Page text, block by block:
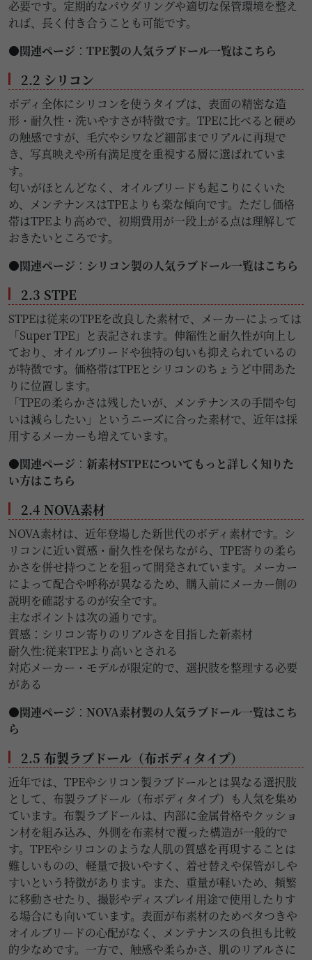
必要です。定期的なパウダリングや適切な保管環境を整え
れば、長く付き合うことも可能です。
●関連ページ ： TPE製の人気ラブドール一覧はこちら
2.2 シリコン
ボディ全体にシリコンを使うタイプは、表面の精密な造
形・耐久性・洗いやすさが特徴です。TPEに比べると硬め
の触感ですが、毛穴やシワなど細部までリアルに再現で
き、写真映えや所有満足度を重視する層に選ばれていま
す。
匂いがほとんどなく、オイルブリードも起こりにくいた
め、メンテナンスはTPEよりも楽な傾向です。ただし価格
帯はTPEより高めで、初期費用が一段上がる点は理解して
おきたいところです。
●関連ページ ： シリコン製の人気ラブドール一覧はこちら
2.3 STPE
STPEは従来のTPEを改良した素材で、メーカーによっては
「Super TPE」と表記されます。伸縮性と耐久性が向上し
ており、オイルブリードや独特の匂いも抑えられているの
が特徴です。価格帯はTPEとシリコンのちょうど中間あた
りに位置します。
「TPEの柔らかさは残したいが、メンテナンスの手間や匂
いは減らしたい」というニーズに合った素材で、近年は採
用するメーカーも増えています。
●関連ページ ： 新素材STPEについてもっと詳しく知りた
い方はこちら
2.4 NOVA素材
NOVA素材は、近年登場した新世代のボディ素材です。シ
リコンに近い質感・耐久性を保ちながら、TPE寄りの柔ら
かさを併せ持つことを狙って開発されています。メーカー
によって配合や呼称が異なるため、購入前にメーカー側の
説明を確認するのが安全です。
主なポイントは次の通りです。
質感：シリコン寄りのリアルさを目指した新素材
耐久性:従来TPEより高いとされる
対応メーカー・モデルが限定的で、選択肢を整理する必要
がある
●関連ページ ： NOVA素材製の人気ラブドール一覧はこち
ら
2.5 布製ラブドール（布ボディタイプ）
近年では、TPEやシリコン製ラブドールとは異なる選択肢
として、布製ラブドール（布ボディタイプ）も人気を集め
ています。布製ラブドールは、内部に金属骨格やクッショ
ン材を組み込み、外側を布素材で覆った構造が一般的で
す。TPEやシリコンのような人肌の質感を再現することは
難しいものの、軽量で扱いやすく、着せ替えや保管がしや
すいという特徴があります。また、重量が軽いため、頻繁
に移動させたり、撮影やディスプレイ用途で使用したりす
る場合にも向いています。表面が布素材のためベタつきや
オイルブリードの心配がなく、メンテナンスの負担も比較
的少なめです。一方で、触感や柔らかさ、肌のリアルさに